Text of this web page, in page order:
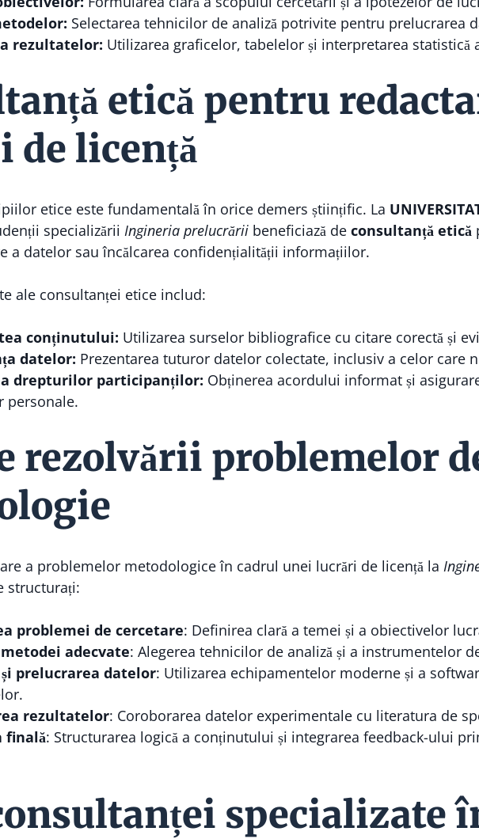
Selectarea tehnicilor de analiză potrivite pentru prelucrarea
rezultatelor: Utilizarea graficelor, tabelelor și interpretarea statistică
etică pentru
de licență
etice este fundamentală în orice demers științific. La
specializării Ingineria prelucrării beneficiază de consultanță etică
a datelor sau încălcarea confidențialității informațiilor.
ale consultanței etice includ:
conținutului: Utilizarea surselor bibliografice cu citare corectă și
datelor: Prezentarea tuturor datelor colectate, inclusiv a celor care
drepturilor participanților: Obținerea acordului informat și
personale.
rezolvării problemelor
a problemelor metodologice în cadrul unei lucrări de licență la
structurați:
problemei de cercetare: Definirea clară a temei și a obiectivelor
adecvate: Alegerea tehnicilor de analiză și a instrumentelor
prelucrarea datelor: Utilizarea echipamentelor moderne și a
rezultatelor: Coroborarea datelor experimentale cu literatura de
finală: Structurarea logică a conținutului și integrarea feedback-ului
specializate